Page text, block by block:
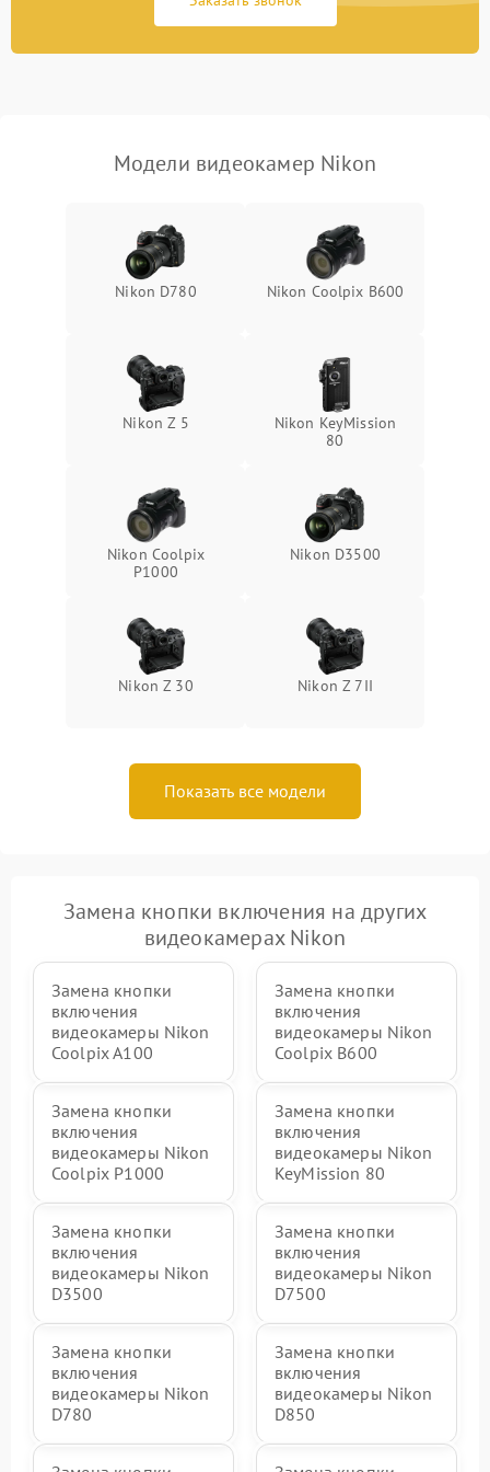
Не работает стабилизация
Модели видеокамер Nikon
Nikon D780 Nikon Coolpix B600
Nikon Z 5
Nikon KeyMission
80
Nikon Coolpix
P1000
Nikon D3500
Nikon Z 30 Nikon Z 7II
Показать все модели
Замена кнопки включения на других
видеокамерах Nikon
Замена кнопки
включения
видеокамеры Nikon
Coolpix A100
Замена кнопки
включения
видеокамеры Nikon
Coolpix B600
Замена кнопки
включения
видеокамеры Nikon
Coolpix P1000
Замена кнопки
включения
видеокамеры Nikon
KeyMission 80
Замена кнопки
включения
видеокамеры Nikon
D3500
Замена кнопки
включения
видеокамеры Nikon
D7500
Замена кнопки
включения
видеокамеры Nikon
D780
Замена кнопки
включения
видеокамеры Nikon
D850